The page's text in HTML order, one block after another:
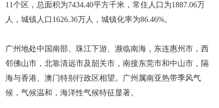
11个区，总面积为7434.40平方千米，常住人口为1887.06万
人，城镇人口1626.36万人，城镇化率为86.46%。
广州地处中国南部、珠江下游、濒临南海，东连惠州市，西
邻佛山市，北靠清远市及韶关市，南接东莞市和中山市，隔
海与香港、澳门特别行政区相望。广州属南亚热带季风气
候，气候温和，海洋性气候特征显著。